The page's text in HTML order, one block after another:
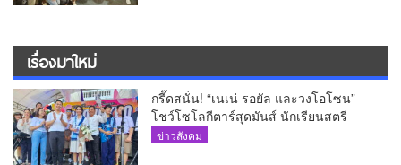
เรื่องมาใหม่
กรี๊ดสนั่น! “เนเน่ รอยัล และวงโอโซน”
โชว์โซโลกีตาร์สุดมันส์ นักเรียนสตรี
ภูเก็ตนั่งไม่ติด ทั้งเต้น-ร้อง
ข่าวสังคม